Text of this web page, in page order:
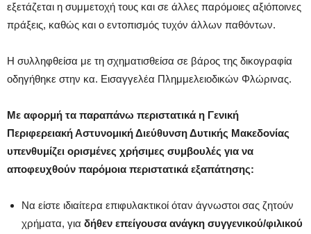
εξετάζεται η συμμετοχή τους και σε άλλες παρόμοιες αξιόποινες
πράξεις, καθώς και ο εντοπισμός τυχόν άλλων παθόντων.
Η συλληφθείσα με τη σχηματισθείσα σε βάρος της δικογραφία
οδηγήθηκε στην κα. Εισαγγελέα Πλημμελειοδικών Φλώρινας.
Με αφορμή τα παραπάνω περιστατικά η Γενική
Περιφερειακή Αστυνομική Διεύθυνση Δυτικής Μακεδονίας
υπενθυμίζει ορισμένες χρήσιμες συμβουλές για να
αποφευχθούν παρόμοια περιστατικά εξαπάτησης:
Να είστε ιδιαίτερα επιφυλακτικοί όταν άγνωστοι σας ζητούν
χρήματα, για δήθεν επείγουσα ανάγκη συγγενικού/φιλικού